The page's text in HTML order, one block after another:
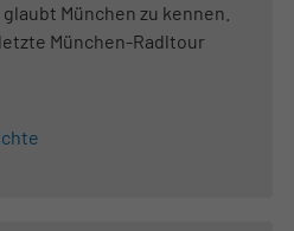
München zu kennen.
München-Radltour